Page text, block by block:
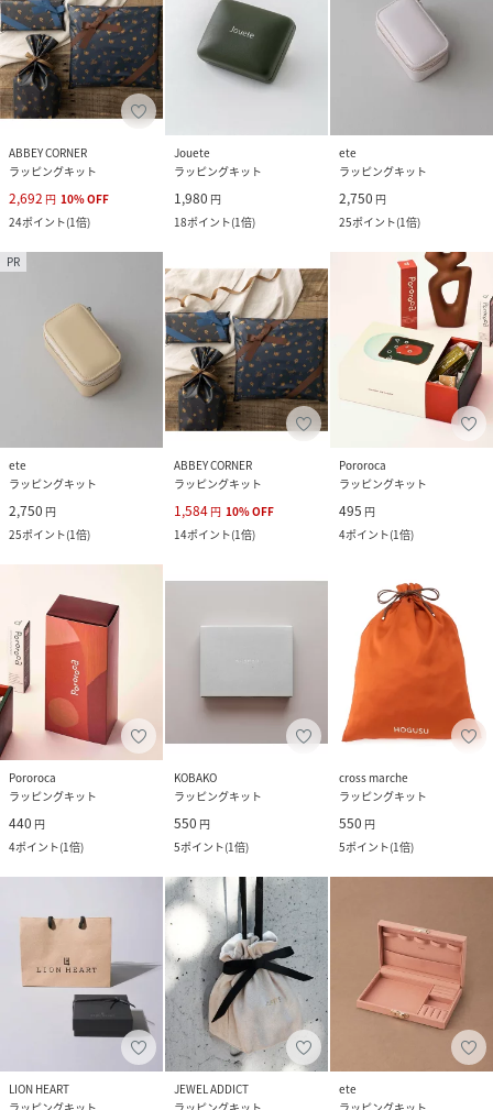
ABBEY CORNER
ラッピングキット
2,692 円 10%OFF
24ポイント(1倍)
Jouete
ラッピングキット
1,980 円
18ポイント(1倍)
ete
ラッピングキット
2,750 円
25ポイント(1倍)
PR
ete
ラッピングキット
2,750 円
25ポイント(1倍)
ABBEY CORNER
ラッピングキット
1,584 円 10%OFF
14ポイント(1倍)
Pororoca
ラッピングキット
495 円
4ポイント(1倍)
Pororoca
ラッピングキット
440 円
4ポイント(1倍)
KOBAKO
ラッピングキット
550 円
5ポイント(1倍)
cross marche
ラッピングキット
550 円
5ポイント(1倍)
LION HEART
JEWEL ADDICT
ete